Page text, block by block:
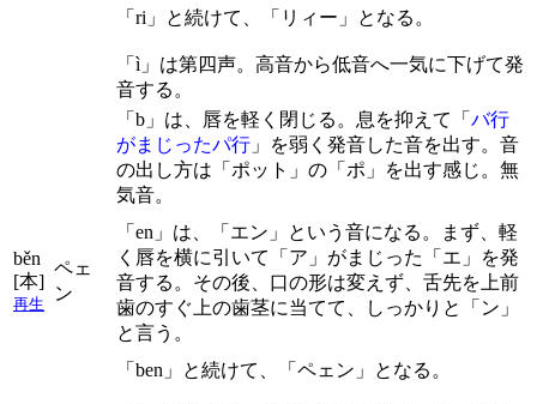
「ri」と続けて、「リィー」となる。
「ì」は第四声。高音から低音へ一気に下げて発
音する。
běn
[本]
再生
ペェ
ン
「b」は、唇を軽く閉じる。息を抑えて「 バ行
がまじったパ行 」を弱く発音した音を出す。音
の出し方は「ポット」の「ポ」を出す感じ。無
気音。
「en」は、「エン」という音になる。まず、軽
く唇を横に引いて「ア」がまじった「エ」を発
音する。その後、口の形は変えず、舌先を上前
歯のすぐ上の歯茎に当てて、しっかりと「ン」
と言う。
「ben」と続けて、「ペェン」となる。